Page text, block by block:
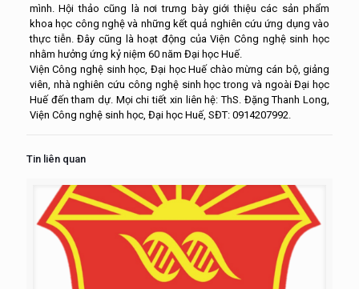
mình. Hội thảo cũng là nơi trưng bày giới thiệu các sản phẩm
khoa học công nghệ và những kết quả nghiên cứu ứng dụng vào
thực tiễn. Đây cũng là hoạt động của Viện Công nghệ sinh học
nhằm hưởng ứng kỷ niệm 60 năm Đại học Huế.
Viện Công nghệ sinh học, Đại học Huế chào mừng cán bộ, giảng
viên, nhà nghiên cứu công nghệ sinh học trong và ngoài Đại học
Huế đến tham dự. Mọi chi tiết xin liên hệ: ThS. Đặng Thanh Long,
Viện Công nghệ sinh học, Đại học Huế, SĐT: 0914207992.
Tin liên quan